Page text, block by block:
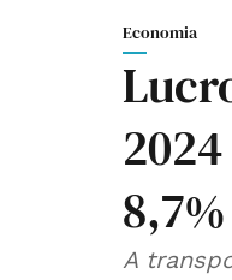
Economia
8,7%
A